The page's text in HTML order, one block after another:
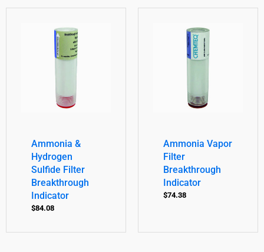
Ammonia &
Hydrogen
Sulfide Filter
Breakthrough
Indicator
$84.08
Ammonia Vapor
Filter
Breakthrough
Indicator
$74.38